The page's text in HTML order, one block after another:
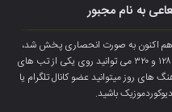
به نام مجبور
اکنون به صورت انحصاری پخش شد،
جهت دانلود و شنیدن این آهنگ با کیفیت های ۱۲۸ و ۳۲۰ می توانید روی یکی از تب های
های روز میتوانید عضو کانال تلگرام یا
باشید.